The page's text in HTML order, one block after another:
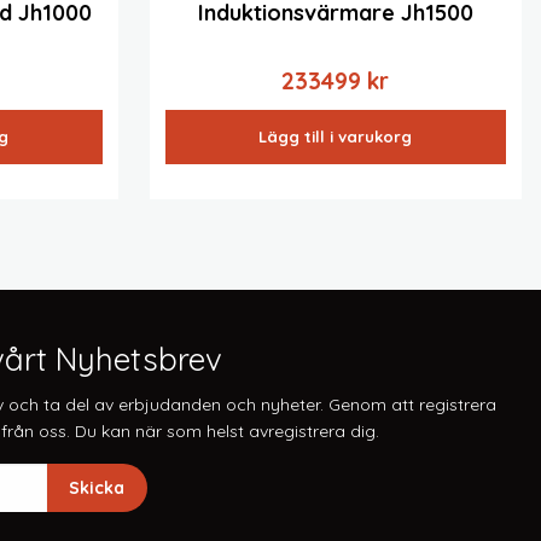
Jh1000 Induktionsvärmare Jh1500
233499 kr
Lägg till i varukorg
Nyhetsbrev
ta del av erbjudanden och nyheter. Genom att registrera
oss. Du kan när som helst avregistrera dig.